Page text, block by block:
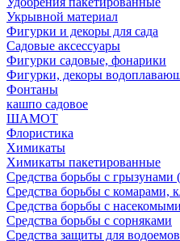
Укрывной материал
Фигурки и декоры для сада
Садовые аксессуары
Фигурки садовые, фонарики
Фигурки, декоры
Фонтаны
кашпо садовое
ШАМОТ
Флористика
Химикаты
Химикаты пакетированные
Средства борьбы с
Средства борьбы с комарами,
Средства борьбы с
Средства борьбы с сорняками
Средства защиты для водоемов